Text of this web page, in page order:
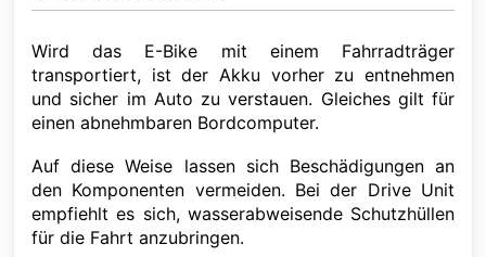
Wird das E-Bike mit einem Fahrradträger
transportiert, ist der Akku vorher zu entnehmen
und sicher im Auto zu verstauen. Gleiches gilt für
einen abnehmbaren Bordcomputer.
Auf diese Weise lassen sich Beschädigungen an
den Komponenten vermeiden. Bei der Drive Unit
empfiehlt es sich, wasserabweisende Schutzhüllen
für die Fahrt anzubringen.